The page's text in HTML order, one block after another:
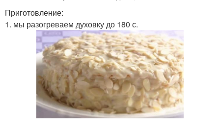
Приготовление:
1. мы разогреваем духовку до 180 с.